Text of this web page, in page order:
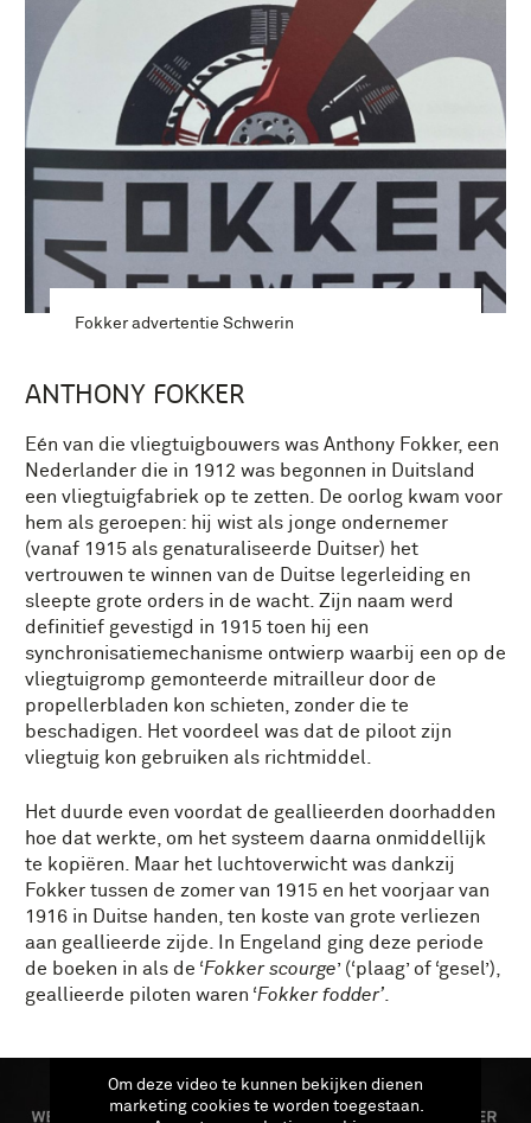
Fokker advertentie Schwerin
ANTHONY FOKKER
Eén van die vliegtuigbouwers was Anthony Fokker, een
Nederlander die in 1912 was begonnen in Duitsland
een vliegtuigfabriek op te zetten. De oorlog kwam voor
hem als geroepen: hij wist als jonge ondernemer
(vanaf 1915 als genaturaliseerde Duitser) het
vertrouwen te winnen van de Duitse legerleiding en
sleepte grote orders in de wacht. Zijn naam werd
definitief gevestigd in 1915 toen hij een
synchronisatiemechanisme ontwierp waarbij een op de
vliegtuigromp gemonteerde mitrailleur door de
propellerbladen kon schieten, zonder die te
beschadigen. Het voordeel was dat de piloot zijn
vliegtuig kon gebruiken als richtmiddel.
Het duurde even voordat de geallieerden doorhadden
hoe dat werkte, om het systeem daarna onmiddellijk
te kopiëren. Maar het luchtoverwicht was dankzij
Fokker tussen de zomer van 1915 en het voorjaar van
1916 in Duitse handen, ten koste van grote verliezen
aan geallieerde zijde. In Engeland ging deze periode
de boeken in als de ‘Fokker scourge’ (‘plaag’ of ‘gesel’),
geallieerde piloten waren ‘Fokker fodder’
Om deze video te kunnen bekijken dienen
marketing cookies te worden toegestaan.